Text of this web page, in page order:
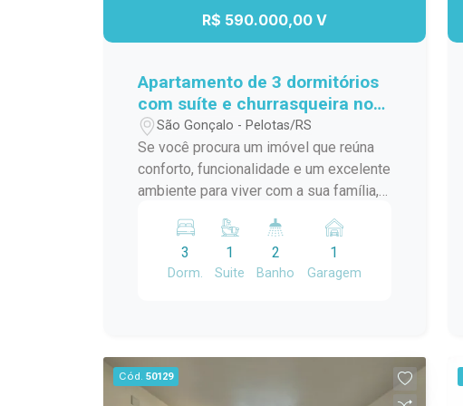
R$ 590.000,00 V
Apartamento de 3 dormitórios
com suíte e churrasqueira no
Vitta Garden Club.
São Gonçalo - Pelotas/RS
Se você procura um imóvel que reúna
conforto, funcionalidade e um excelente
ambiente para viver com a sua família,
é a escolha ideal. Com uma planta
moderna e bem distribuída, o imóvel
conta com 3 dormitórios, sendo 1 suíte,
proporcionar mais convivência, com
uma ampla sala de estar e jantar
3
Dorm.
1
Suite
2
Banho
1
Garagem
Cód. 50129